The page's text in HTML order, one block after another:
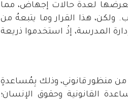
تعرضها لعدة حالات إجهاض، مما
ولكن، هذا القرار وما يتبعهُ من
المدرسة، إذْ استخدموا ذريعة
من منظور قانوني، وذلك بِمُساعدةٍ
القانونية وحقوق الإنسان؛